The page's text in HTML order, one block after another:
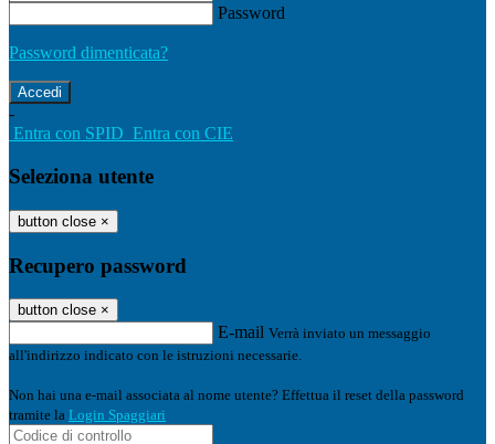
Password
Password dimenticata?
-
Entra con SPID Entra con CIE
Seleziona utente
button close ×
Recupero password
button close ×
E-mail Verrà inviato un messaggio
all'indirizzo indicato con le istruzioni necessarie.
Non hai una e-mail associata al nome utente? Effettua il reset della password
tramite la Login Spaggiari